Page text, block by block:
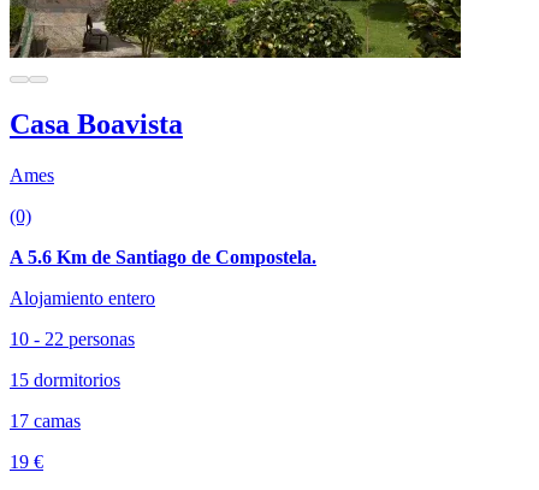
Casa Boavista
Ames
(0)
A 5.6 Km de Santiago de Compostela.
Alojamiento entero
10 - 22 personas
15 dormitorios
17 camas
19 €